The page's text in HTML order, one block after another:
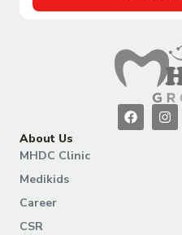
About Us
MHDC Clinic
Medikids
Career
CSR